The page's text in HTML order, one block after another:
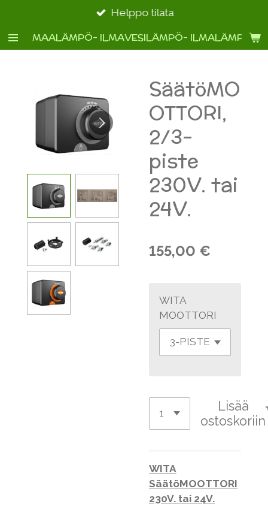
MAALÄMPÖ- ILMAVESILÄMPÖ- ILMALÄMPÖ-
Helppo tilata
SäätöMO
OTTORI,
2/3-
piste
230V. tai
24V.
155,00 €
WITA
MOOTTORI
Lisää
ostoskoriin
WITA
SäätöMOOTTORI
230V. tai 24V.